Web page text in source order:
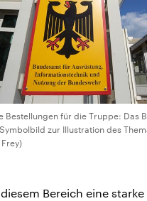
Bestellungen für die Truppe: Das
zur Illustration des
Bereich eine starke